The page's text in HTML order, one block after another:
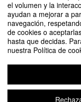
el volumen y la
ayudan a mejorar a
navegación,
de cookies o
hasta que decidas.
nuestra Política de
DIFUNDE TU
EN TU SITIO